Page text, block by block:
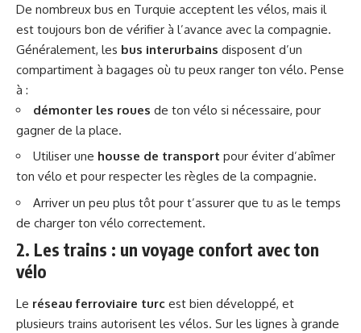
De nombreux bus en Turquie acceptent les vélos, mais il
est toujours bon de vérifier à l’avance avec la compagnie.
Généralement, les bus interurbains disposent d’un
compartiment à bagages où tu peux ranger ton vélo. Pense
à :
démonter les roues de ton vélo si nécessaire, pour
gagner de la place.
Utiliser une housse de transport pour éviter d’abîmer
ton vélo et pour respecter les règles de la compagnie.
Arriver un peu plus tôt pour t’assurer que tu as le temps
de charger ton vélo correctement.
2. Les trains : un voyage confort avec ton
vélo
Le réseau ferroviaire turc est bien développé, et
plusieurs trains autorisent les vélos. Sur les lignes à grande